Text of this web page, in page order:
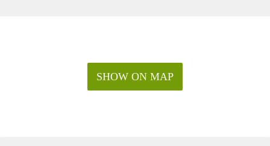
SHOW ON MAP